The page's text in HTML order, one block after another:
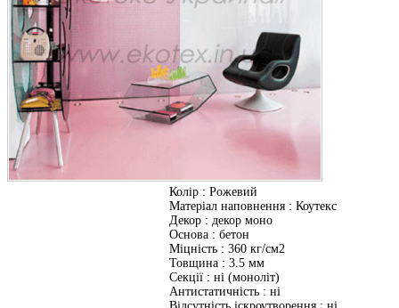
Колір : Рожевий
Матеріал наповнення : Коутекс
Декор : декор моно
Основа : бетон
Міцність : 360 кг/см2
Товщина : 3.5 мм
Секції : ні (моноліт)
Антистатичність : ні